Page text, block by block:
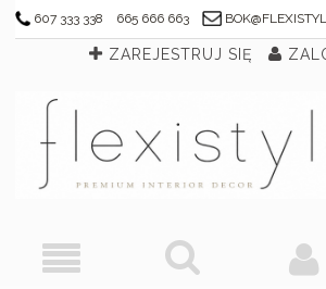
607 333 338 665 666 663
ZAREJESTRUJ SIĘ